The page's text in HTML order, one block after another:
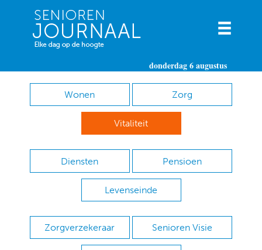
donderdag 6 augustus
Wonen Zorg
Vitaliteit
Diensten Pensioen
Levenseinde
Zorgverzekeraar Senioren Visie